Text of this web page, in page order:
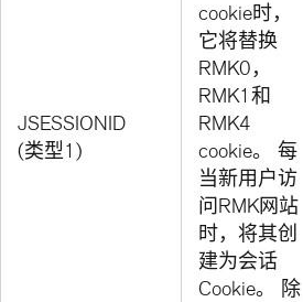
JSESSIONID
(类型1)
cookie时，
它将替换
RMK0，
RMK1和
RMK4
cookie。 每
当新用户访
问RMK网站
时，将其创
建为会话
Cookie。 除